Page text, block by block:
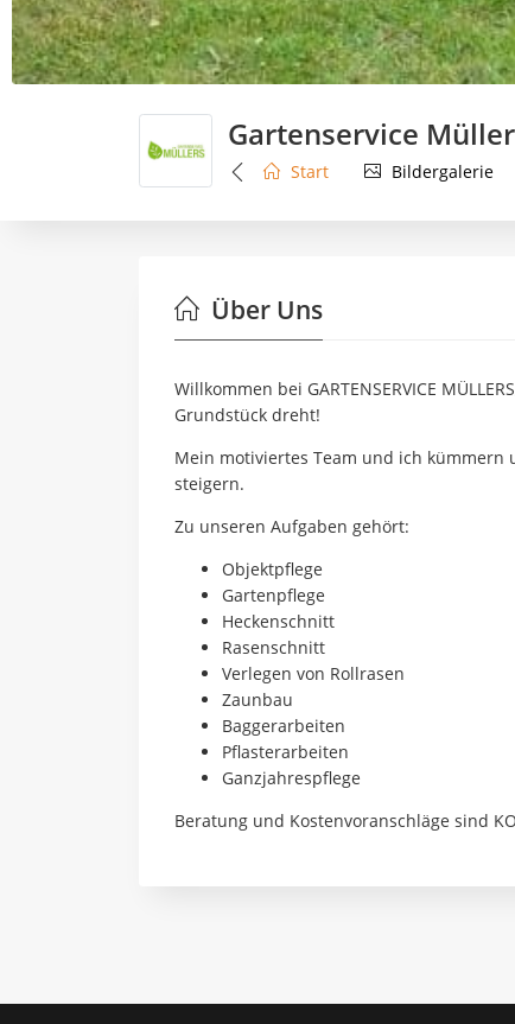
Gartenservice
Start Bildergalerie
Über Uns
Willkommen bei GARTENSERVICE
Grundstück dreht!
Mein motiviertes Team und ich kümmern
steigern.
Zu unseren Aufgaben gehört:
Objektpflege
Gartenpflege
Heckenschnitt
Rasenschnitt
Verlegen von Rollrasen
Zaunbau
Baggerarbeiten
Pflasterarbeiten
Ganzjahrespflege
Beratung und Kostenvoranschläge sind